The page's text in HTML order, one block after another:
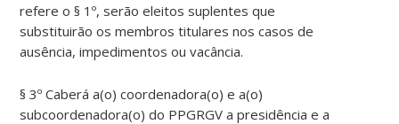
refere o § 1º, serão eleitos suplentes que
substituirão os membros titulares nos casos de
ausência, impedimentos ou vacância.
§ 3º Caberá a(o) coordenadora(o) e a(o)
subcoordenadora(o) do PPGRGV a presidência e a